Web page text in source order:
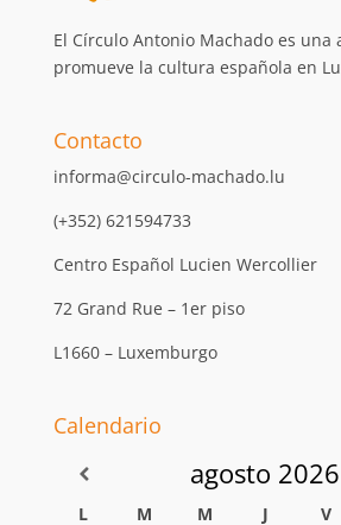
El Círculo Antonio Machado es una
promueve la cultura española en
Contacto
informa@circulo-machado.lu
(+352) 621594733
Centro Español Lucien Wercollier
72 Grand Rue – 1er piso
L1660 – Luxemburgo
Calendario
agosto 2026
L M M J V